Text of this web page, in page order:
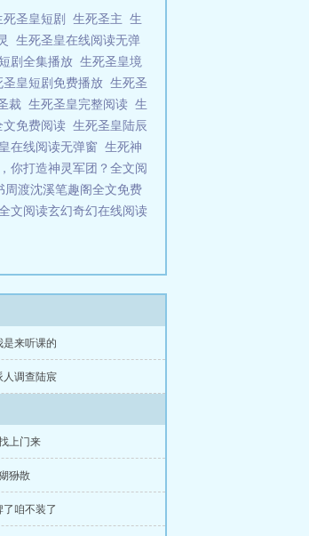
死圣皇短剧 生死圣主 生
生死圣皇在线阅读无弹
剧全集播放 生死圣皇境
圣皇短剧免费播放 生死圣
裁 生死圣皇完整阅读 生
文免费阅读 生死圣皇陆辰
在线阅读无弹窗 生死神
你打造神灵军团？全文阅
周渡沈溪笔趣阁全文免费
文阅读玄幻奇幻在线阅读
是来听课的
人调查陆宸
上门来
狲散
了咱不装了